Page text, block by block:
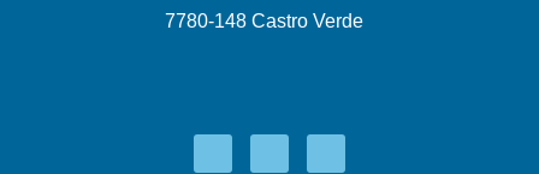
7780-148 Castro Verde